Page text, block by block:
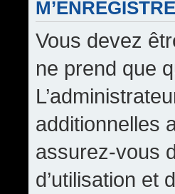
Vous devez
ne prend que
additionnelles
assurez-vous
d’utilisation et